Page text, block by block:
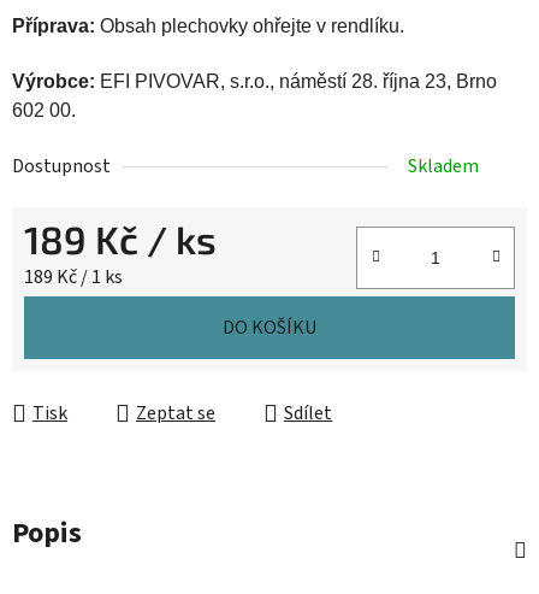
Příprava: Obsah plechovky ohřejte v rendlíku.
Výrobce: EFI PIVOVAR, s.r.o., náměstí 28. října 23, Brno
602 00.
Dostupnost Skladem
189 Kč / ks
Měrná cena:
189 Kč / 1 ks
DO KOŠÍKU
Tisk Zeptat se Sdílet
Popis